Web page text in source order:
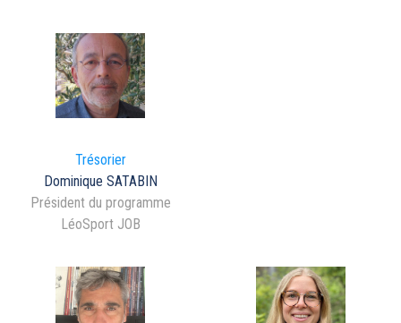
Trésorier
Dominique SATABIN
Président du programme
LéoSport JOB